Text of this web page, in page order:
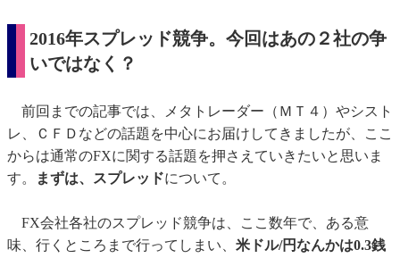
2016年スプレッド競争。今回はあの２社の争
いではなく？
前回までの記事では、メタトレーダー（ＭＴ４）やシスト
レ、ＣＦＤなどの話題を中心にお届けしてきましたが、ここ
からは通常のFXに関する話題を押さえていきたいと思いま
す。
まずは、スプレッドについて。
FX会社各社のスプレッド競争は、ここ数年で、ある意
味、行くところまで行ってしまい、 米ドル/円なんかは0.3銭